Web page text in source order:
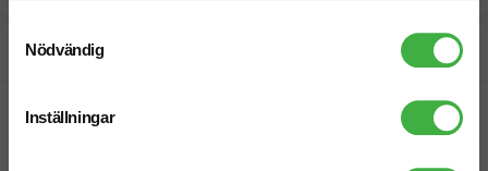
Nödvändig
Inställningar
Designskiss inom 1 h
Fri offert